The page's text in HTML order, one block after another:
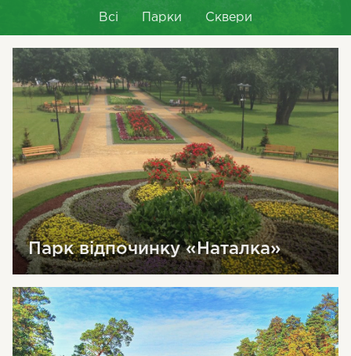
Всі Парки Сквери
Парк відпочинку «Наталка»